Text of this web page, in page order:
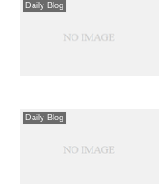
Daily Blog
Daily Blog